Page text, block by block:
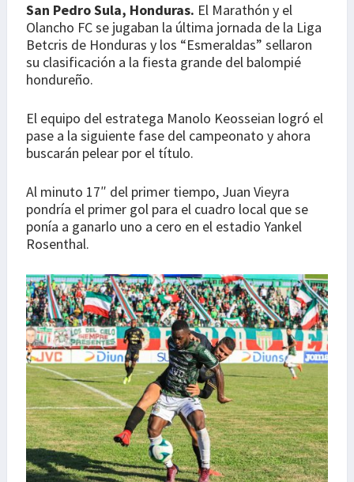
San Pedro Sula, Honduras. El Marathón y el
Olancho FC se jugaban la última jornada de la Liga
Betcris de Honduras y los “Esmeraldas” sellaron
su clasificación a la fiesta grande del balompié
hondureño.
El equipo del estratega Manolo Keosseian logró el
pase a la siguiente fase del campeonato y ahora
buscarán pelear por el título.
Al minuto 17″ del primer tiempo, Juan Vieyra
pondría el primer gol para el cuadro local que se
ponía a ganarlo uno a cero en el estadio Yankel
Rosenthal.